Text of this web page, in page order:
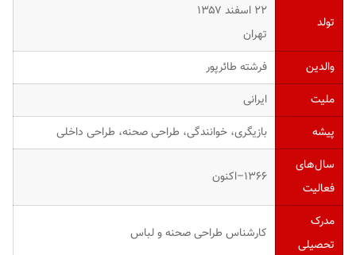
تولد
۲۲ اسفند ۱۳۵۷
تهران
والدین
فرشته طائرپور
ملیت
ایرانی
پیشه
بازیگری، خوانندگی، طراحی صحنه، طراحی داخلی
سال‌های
فعالیت
۱۳۶۶–اکنون
مدرک
تحصیلی
کارشناس طراحی صحنه و لباس